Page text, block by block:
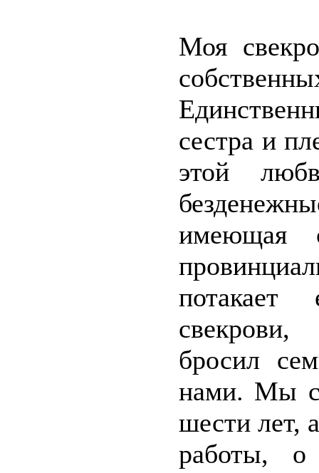
Моя
сестра и
этой
имеющая
свекрови,
бросил
нами. Мы с
шести лет,
работы,